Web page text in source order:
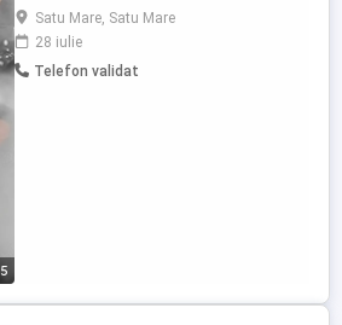
5
presiune? Afișaj defect sau sistem de
spumare cu erori? Nu-ți face griji suntem
aici! La Ilovecoffee, intervenim rapid și
oferim soluții durabile pentru orice model.
Satu Mare, Satu Mare
28 iulie
Telefon validat